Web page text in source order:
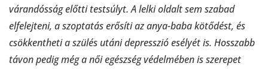
várandósság előtti testsúlyt. A lelki oldalt sem szabad
elfelejteni, a szoptatás erősíti az anya-baba kötődést, és
csökkentheti a szülés utáni depresszió esélyét is. Hosszabb
távon pedig még a női egészség védelmében is szerepet